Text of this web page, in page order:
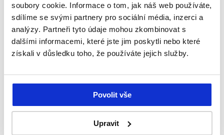
soubory cookie. Informace o tom, jak náš web používáte,
sdílíme se svými partnery pro sociální média, inzerci a
analýzy. Partneři tyto údaje mohou zkombinovat s
dalšími informacemi, které jste jim poskytli nebo které
získali v důsledku toho, že používáte jejich služby.
Povolit vše
Upravit
bez DPH/ks (karton a více)
NOVINKA